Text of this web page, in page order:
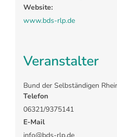
Website:
www.bds-rlp.de
Veranstalter
Bund der Selbständigen
Telefon
06321/9375141
E-Mail
info@bds-rlp.de